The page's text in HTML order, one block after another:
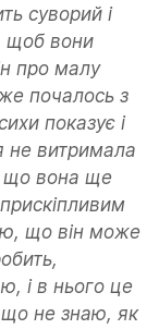
суворий і
щоб вони
про малу
почалось з
показує і
не витримала
що вона ще
що він може
і в нього це
не знаю, як